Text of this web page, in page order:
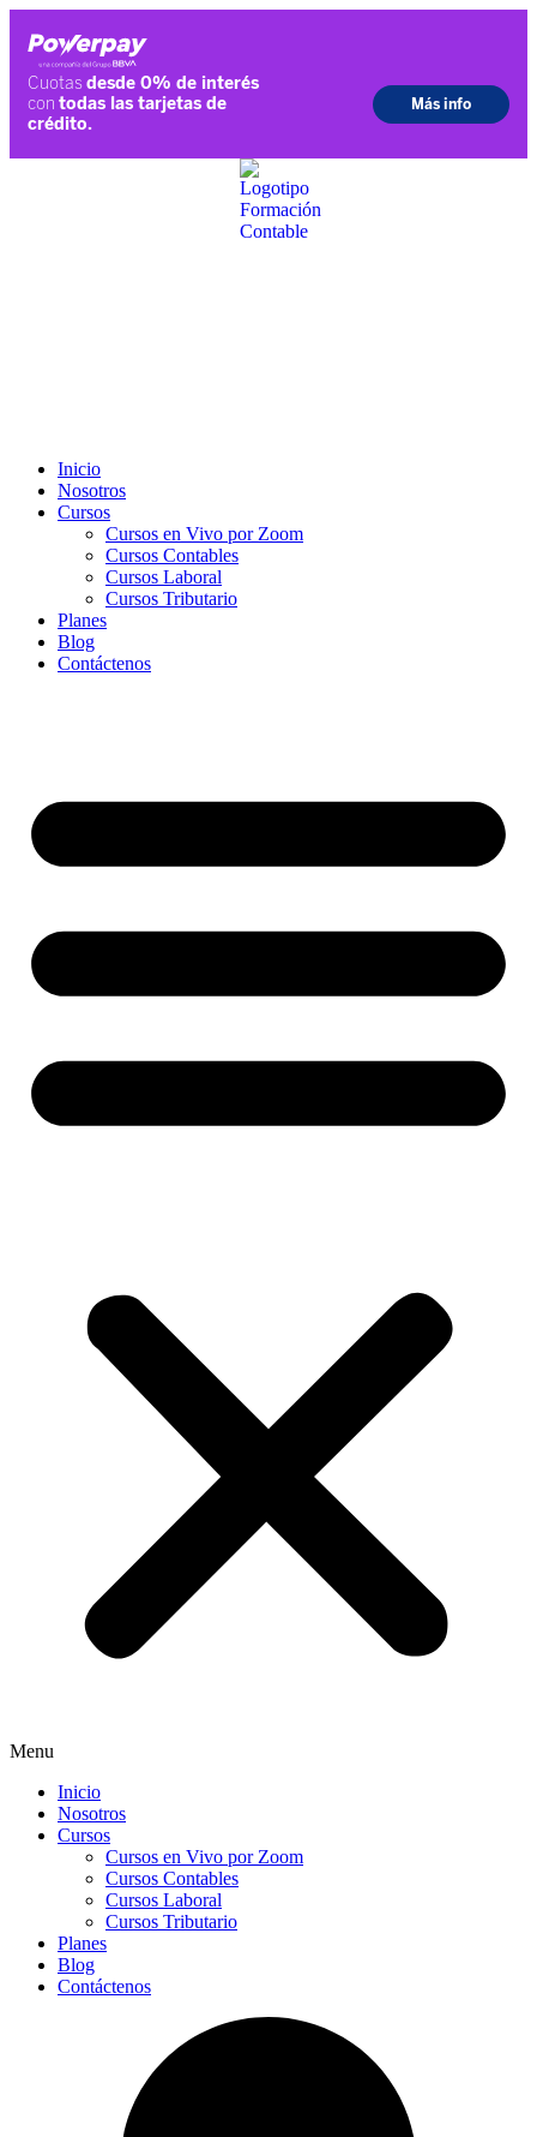
Inicio
Nosotros
Cursos
Cursos en Vivo por Zoom
Cursos Contables
Cursos Laboral
Cursos Tributario
Planes
Blog
Contáctenos
Menu
Inicio
Nosotros
Cursos
Cursos en Vivo por Zoom
Cursos Contables
Cursos Laboral
Cursos Tributario
Planes
Blog
Contáctenos